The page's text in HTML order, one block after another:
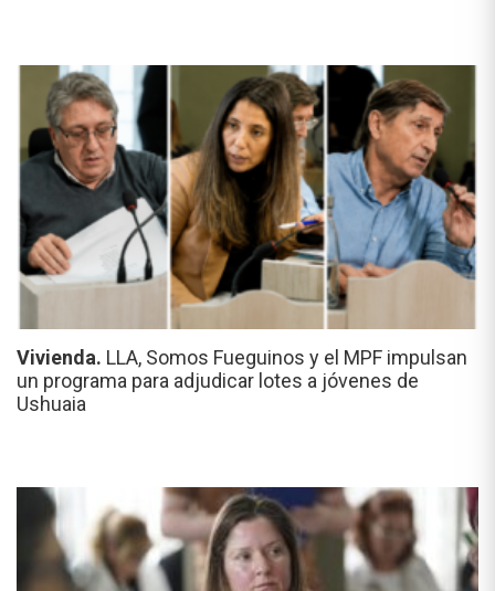
Vivienda. LLA, Somos Fueguinos y el MPF impulsan
un programa para adjudicar lotes a jóvenes de
Ushuaia